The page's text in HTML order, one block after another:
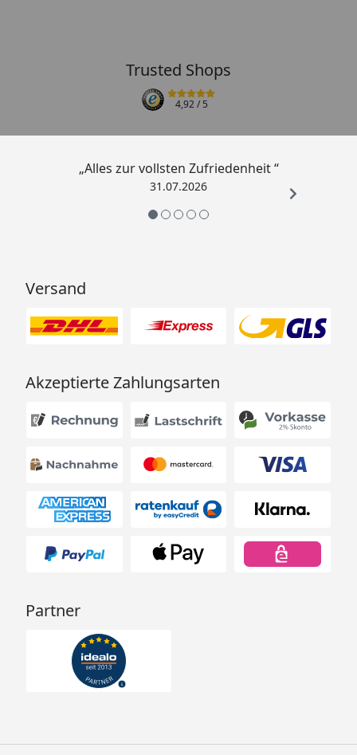
Trusted Shops
4,92/ 5
„Alles zur vollsten Zufriedenheit “
31.07.2026
Versand
Akzeptierte Zahlungsarten
Partner